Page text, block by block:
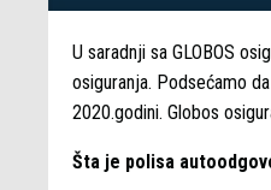
U saradnji sa GLOBOS
osiguranja. Podsećamo
2020.godini. Globos
Šta je polisa